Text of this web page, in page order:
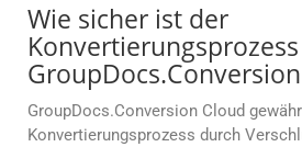
Wie sicher ist der
GroupDocs.Conversion Cloud
Konvertierungsprozess durch